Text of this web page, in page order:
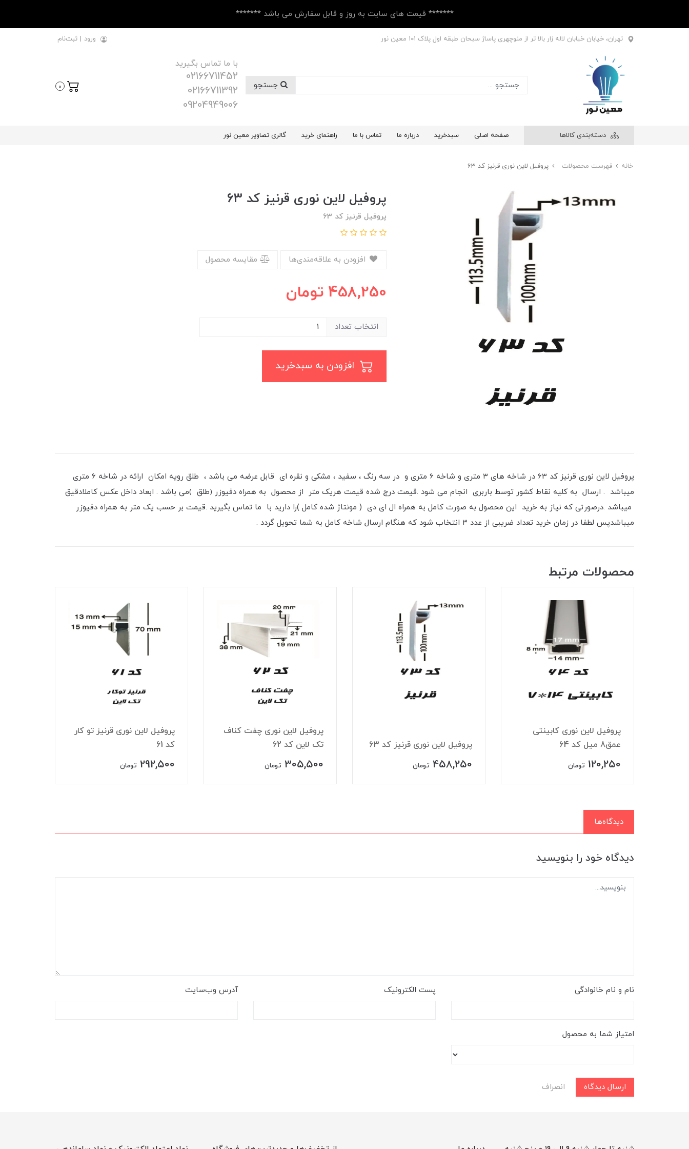
******* قیمت های سایت به روز و قابل سفارش می باشد *******
تهران، خیابان خیابان لاله زار بالا تر از منوچهری پاساژ سبحان طبقه اول پلاک ۱۰1 معین نور ورود | ثبت‌نام
با ما تماس بگیرید
02166711452
02166711392
09204949006
0
دسته‌بندی کالاها صفحه اصلی سبدخرید درباره ما تماس با ما راهنمای خرید گالری تصاویر معین نور
خانه فهرست محصولات پروفیل لاین نوری قرنیز کد 63
پروفیل لاین نوری قرنیز کد 63
پروفیل قرنیز کد 63
مقایسه محصول
458,250 تومان
انتخاب تعداد
پروفیل لاین نوری قرنیز کد 63 در شاخه های ۳ متری و شاخه 6 متری و در سه رنگ ، سفید ، مشکی و نقره ای قابل عرضه می باشد ، طلق رویه امکان ارائه در شاخه ۶ متری
میباشد . ارسال به کلیه نقاط کشور توسط باربری انجام می شود .قیمت درج شده قیمت هریک متر از محصول به همراه دفیوزر ﴿طلق ﴾می باشد . ابعاد داخل عکس کاملادقیق
میباشد .درصورتی که نیاز به خرید این محصول به صورت کامل به همراه ال ای دی ( مونتاژ شده کامل )را دارید با ما تماس بگیرید .قیمت بر حسب یک متر به همراه دفیوزر
میباشدپس لطفا در زمان خرید تعداد ضریبی از عدد ۳ انتخاب شود که هنگام ارسال شاخه کامل به شما تحویل گردد .
محصولات مرتبط
پروفیل لاین نوری کابینتی
عمق8 میل کد 64
120,250 تومان
پروفیل لاین نوری قرنیز کد 63
458,250 تومان
پروفیل لاین نوری چفت کناف
تک لاین کد 62
305,500 تومان
پروفیل لاین نوری قرنیز تو کار
کد 61
292,500 تومان
دیدگاه‌ها
دیدگاه خود را بنویسید
نام و نام خانوادگی پست الکترونیک آدرس وب‌سایت
امتیاز شما به محصول
ارسال دیدگاه انصراف